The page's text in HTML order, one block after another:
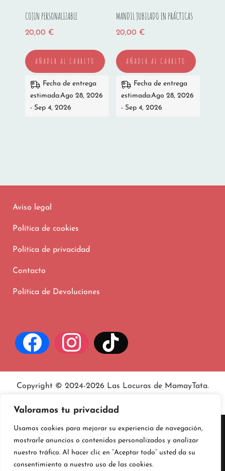
Valoramos tu privacidad
Usamos cookies para mejorar su experiencia de navegación,
mostrarle anuncios o contenidos personalizados y analizar
nuestro tráfico. Al hacer clic en “Aceptar todo” usted da su
consentimiento a nuestro uso de las cookies.
COJIN PERSONALIZABLE
20,00 €
AÑADIR AL CARRITO
Fecha de entrega
estimada:Ago 28, 2026
- Sep 4, 2026
MANDIL JUBILADO EN PRÁCTICAS
20,00 €
AÑADIR AL CARRITO
Fecha de entrega
estimada:Ago 28, 2026
- Sep 4, 2026
Aviso legal
Política de cookies
Política de privacidad
Contacto
Política de Devoluciones
Copyright © 2024-2026 Las Locuras de MamayTata.